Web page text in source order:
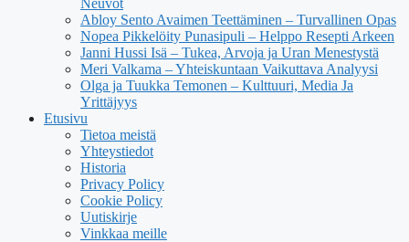
Neuvot
Abloy Sento Avaimen Teettäminen – Turvallinen Opas
Nopea Pikkelöity Punasipuli – Helppo Resepti Arkeen
Janni Hussi Isä – Tukea, Arvoja ja Uran Menestystä
Meri Valkama – Yhteiskuntaan Vaikuttava Analyysi
Olga ja Tuukka Temonen – Kulttuuri, Media Ja
Yrittäjyys
Etusivu
Tietoa meistä
Yhteystiedot
Historia
Privacy Policy
Cookie Policy
Uutiskirje
Vinkkaa meille